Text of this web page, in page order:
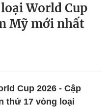
World Cup
Mỹ mới nhất
Cup 2026 - Cập
thứ 17 vòng loại